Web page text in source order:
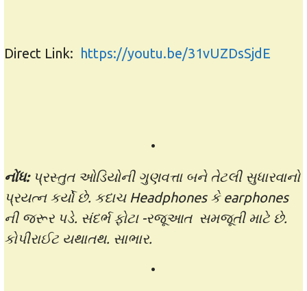
Direct Link: https://youtu.be/31vUZDsSjdE
•
નોંધ: પ્રસ્તુત ઓડિયોની ગુણવત્તા બને તેટલી સુધારવાનો
પ્રયત્ન કર્યો છે. કદાચ Headphones કે earphones
ની જરૂર પડે. સંદર્ભ ફોટા -રજૂઆત સમજૂતી માટે છે.
કોપીરાઈટ યથાતથ. સાભાર.
•